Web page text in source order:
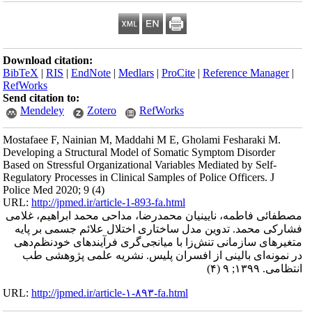
Download citation:
BibTeX |RIS |EndNote |Medlars |ProCite |Reference Manager
RefWorks
Send citation to:
Mendeley
Zotero RefWorks
Mostafaee F, Nainian M, Maddahi M E, Gholami Fesharaki M.
Developing a Structural Model of Somatic Symptom Disorder
Based on Stressful Organizational Variables Mediated by Self-
Regulatory Processes in Clinical Samples of Police Officers. J
Police Med 2020; 9 (4)
URL:http://jpmed.ir/article-1-893-fa.html
مصطفائی فاطمه، نایینیان محمدرضا، مداحی محمد ابراهیم، غلامی
فشارکی محمد. تدوین مدل ساختاری اختلال علائم جسمی بر پایه
متغیرهای سازمانی تنش‌زا با میانجی‌گری فرآیندهای خودنظم‌دهی
در نمونه‌ای بالینی از افسران پلیس. نشریه علمی پژوهشی طب
انتظامی. ۱۳۹۹; ۹ (۴)
URL:http://jpmed.ir/article-۱-۸۹۳-fa.html